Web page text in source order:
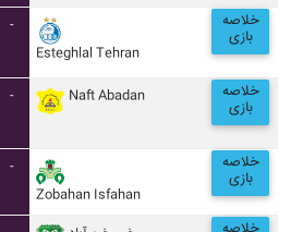
-
Esteghlal Tehran
خلاصه
بازی
- Naft Abadan خلاصه
بازی
-
Zobahan Isfahan
خلاصه
بازی